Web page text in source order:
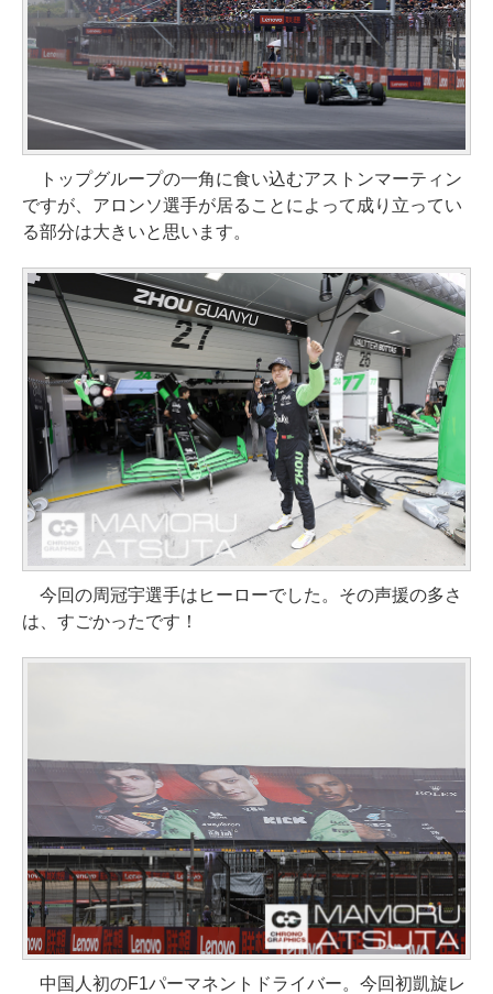
トップグループの一角に食い込むアストンマーティン
ですが、アロンソ選手が居ることによって成り立ってい
る部分は大きいと思います。
今回の周冠宇選手はヒーローでした。その声援の多さ
は、すごかったです！
中国人初のF1パーマネントドライバー。今回初凱旋レ